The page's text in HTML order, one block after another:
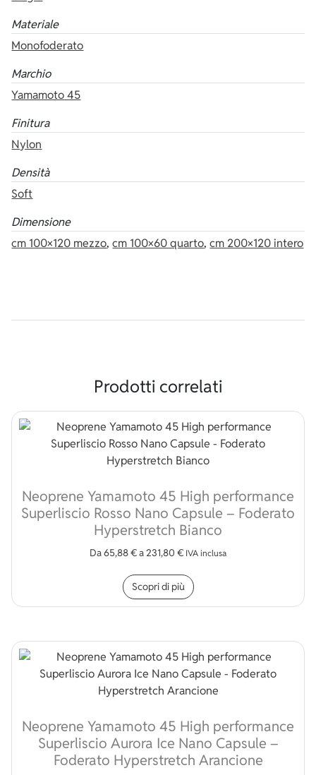
Materiale
Monofoderato
Marchio
Yamamoto 45
Finitura
Nylon
Densità
Soft
Dimensione
cm 100×120 mezzo,cm 100×60 quarto,cm 200×120 intero
Prodotti correlati
Neoprene Yamamoto 45 High performance
Superliscio Rosso Nano Capsule – Foderato
Hyperstretch Bianco
Da65,88€a231,80 € IVA inclusa
Scopri di più
Neoprene Yamamoto 45 High performance
Superliscio Aurora Ice Nano Capsule –
Foderato Hyperstretch Arancione